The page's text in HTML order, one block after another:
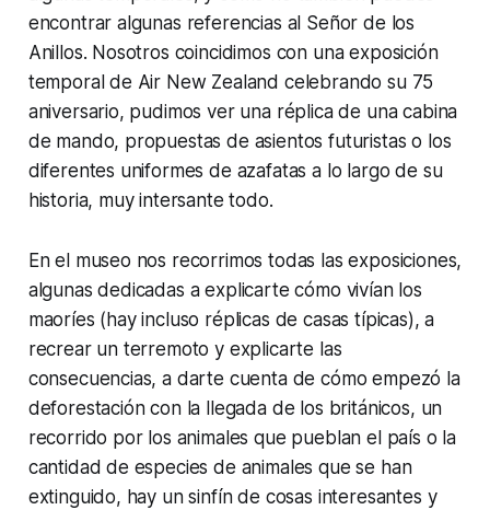
encontrar algunas referencias al Señor de los
Anillos. Nosotros coincidimos con una exposición
temporal de Air New Zealand celebrando su 75
aniversario, pudimos ver una réplica de una cabina
de mando, propuestas de asientos futuristas o los
diferentes uniformes de azafatas a lo largo de su
historia, muy intersante todo.
En el museo nos recorrimos todas las exposiciones,
algunas dedicadas a explicarte cómo vivían los
maoríes (hay incluso réplicas de casas típicas), a
recrear un terremoto y explicarte las
consecuencias, a darte cuenta de cómo empezó la
deforestación con la llegada de los británicos, un
recorrido por los animales que pueblan el país o la
cantidad de especies de animales que se han
extinguido, hay un sinfín de cosas interesantes y